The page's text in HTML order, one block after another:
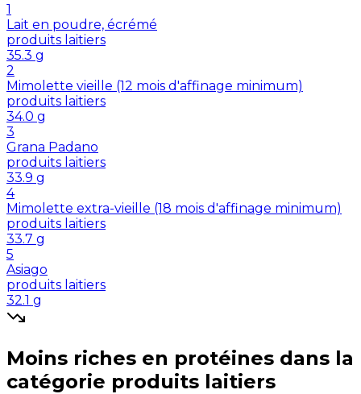
1
Lait en poudre, écrémé
produits laitiers
35.3 g
2
Mimolette vieille (12 mois d'affinage minimum)
produits laitiers
34.0 g
3
Grana Padano
produits laitiers
33.9 g
4
Mimolette extra-vieille (18 mois d'affinage minimum)
produits laitiers
33.7 g
5
Asiago
produits laitiers
32.1 g
Moins riches en protéines dans la
catégorie produits laitiers